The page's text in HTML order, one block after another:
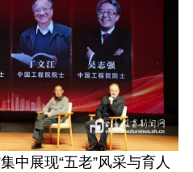
中展现“五老”风采与育人